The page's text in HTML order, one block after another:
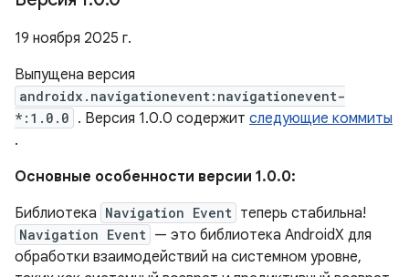
19 ноября 2025 г.
Выпущена версия
androidx.navigationevent:navigationevent-
*:1.0.0 . Версия 1.0.0 содержит следующие коммиты
.
Основные особенности версии 1.0.0:
Библиотека Navigation Event теперь стабильна!
Navigation Event — это библиотека AndroidX для
обработки взаимодействий на системном уровне,